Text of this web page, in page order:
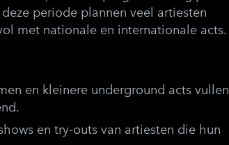
periode plannen veel artiesten
met nationale en internationale acts.
en kleinere underground acts vullen
en try-outs van artiesten die hun